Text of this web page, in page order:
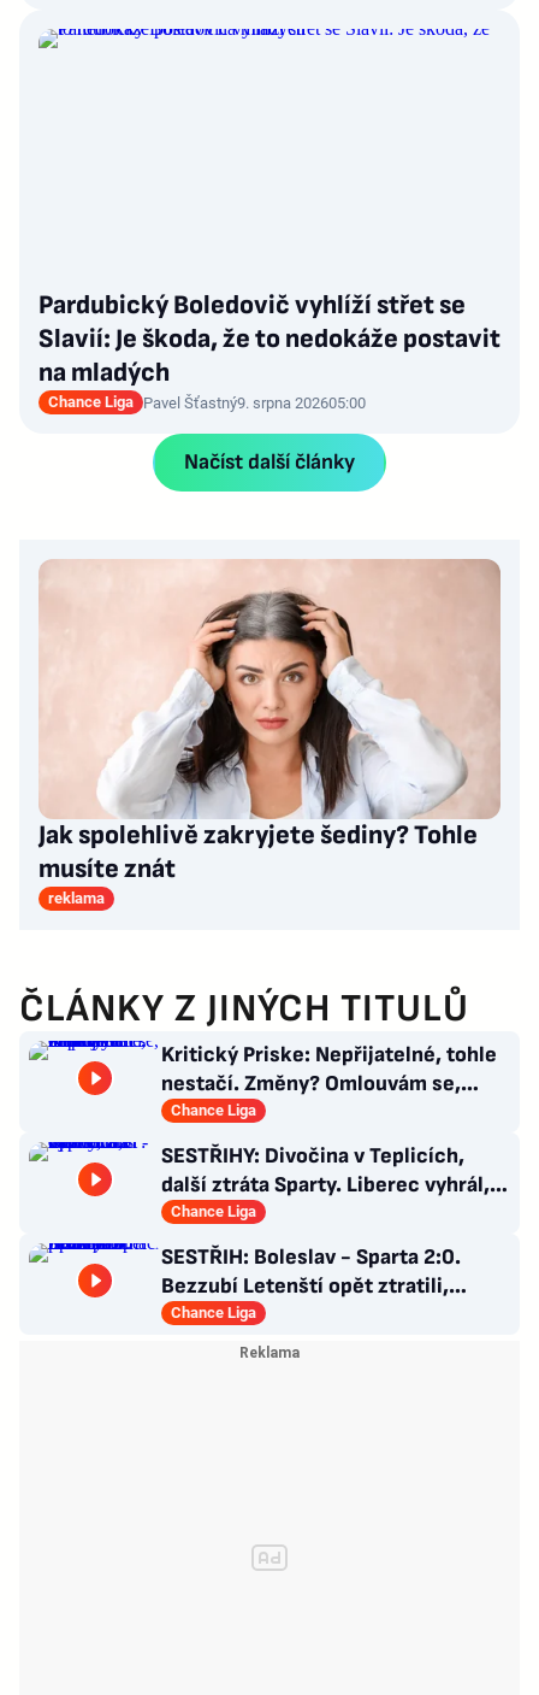
Pardubický Boledovič vyhlíží střet se
Slavií: Je škoda, že to nedokáže postavit
na mladých
Chance Liga Pavel Šťastný9. srpna 202605:00
Načíst další články
Jak spolehlivě zakryjete šediny? Tohle
musíte znát
reklama
ČLÁNKY Z JINÝCH TITULŮ
Kritický Priske: Nepřijatelné, tohle
nestačí. Změny? Omlouvám se,
nedokážu odpovědět
Chance Liga
SESTŘIHY: Divočina v Teplicích,
další ztráta Sparty. Liberec vyhrál,
Zlín - Bohemians 0:2
Chance Liga
SESTŘIH: Boleslav - Sparta 2:0.
Bezzubí Letenští opět ztratili,
domácí rozhodli v první půli
Chance Liga